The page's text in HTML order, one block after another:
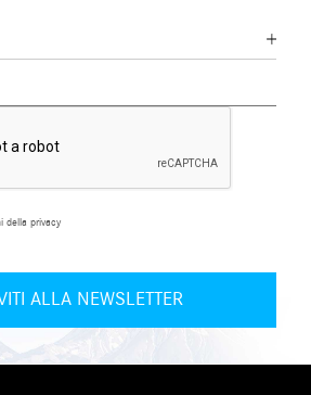
della privacy